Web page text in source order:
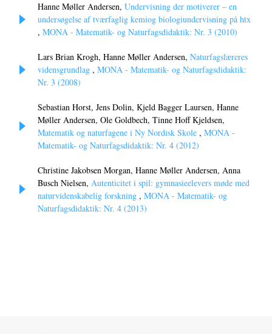
Hanne Møller Andersen, Undervisning der motiverer – en
undersøgelse af tværfaglig kemiog biologiundervisning på htx
, MONA - Matematik- og Naturfagsdidaktik: Nr. 3 (2010)
Lars Brian Krogh, Hanne Møller Andersen, Naturfagslæreres
vidensgrundlag , MONA - Matematik- og Naturfagsdidaktik:
Nr. 3 (2008)
Sebastian Horst, Jens Dolin, Kjeld Bagger Laursen, Hanne
Møller Andersen, Ole Goldbech, Tinne Hoff Kjeldsen,
Matematik og naturfagene i Ny Nordisk Skole , MONA -
Matematik- og Naturfagsdidaktik: Nr. 4 (2012)
Christine Jakobsen Morgan, Hanne Møller Andersen, Anna
Busch Nielsen, Autenticitet i spil: gymnasieelevers møde med
naturvidenskabelig forskning , MONA - Matematik- og
Naturfagsdidaktik: Nr. 4 (2013)